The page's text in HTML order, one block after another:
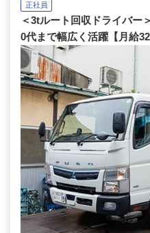
正社員
＜3tルート回収ドライバ
0代まで幅広く活躍【月給